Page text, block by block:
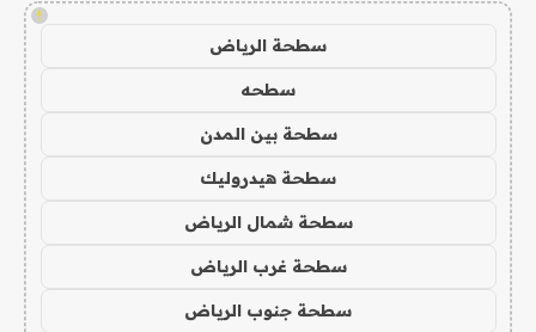
!
سطحة الرياض
سطحه
سطحة بين المدن
سطحة هيدروليك
سطحة شمال الرياض
سطحة غرب الرياض
سطحة جنوب الرياض